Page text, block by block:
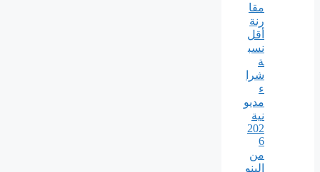
مقا
رنة
أقل
نسب
ة
شرا
ء
مديو
نية
202
6
من
البنو